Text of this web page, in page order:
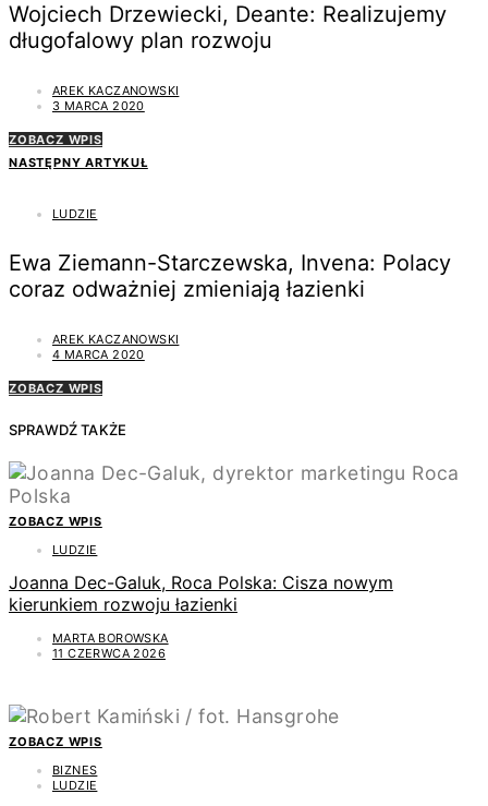
Wojciech Drzewiecki, Deante: Realizujemy
długofalowy plan rozwoju
AREK KACZANOWSKI
3 MARCA 2020
ZOBACZ WPIS
NASTĘPNY ARTYKUŁ
LUDZIE
Ewa Ziemann-Starczewska, Invena: Polacy
coraz odważniej zmieniają łazienki
AREK KACZANOWSKI
4 MARCA 2020
ZOBACZ WPIS
SPRAWDŹ TAKŻE
ZOBACZ WPIS
LUDZIE
Joanna Dec-Galuk, Roca Polska: Cisza nowym
kierunkiem rozwoju łazienki
MARTA BOROWSKA
11 CZERWCA 2026
ZOBACZ WPIS
BIZNES
LUDZIE